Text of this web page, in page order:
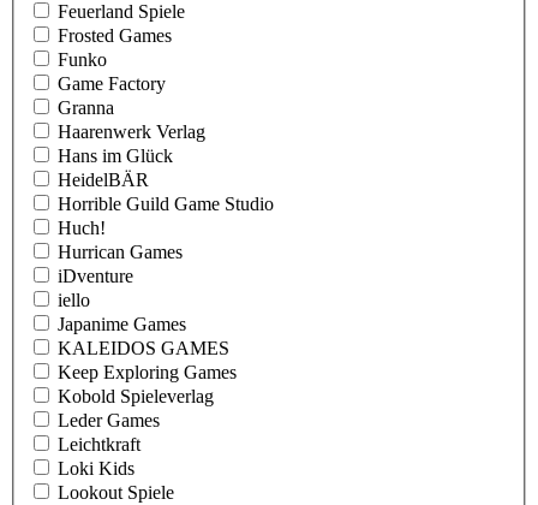
Feuerland Spiele
Frosted Games
Funko
Game Factory
Granna
Haarenwerk Verlag
Hans im Glück
HeidelBÄR
Horrible Guild Game Studio
Huch!
Hurrican Games
iDventure
iello
Japanime Games
KALEIDOS GAMES
Keep Exploring Games
Kobold Spieleverlag
Leder Games
Leichtkraft
Loki Kids
Lookout Spiele